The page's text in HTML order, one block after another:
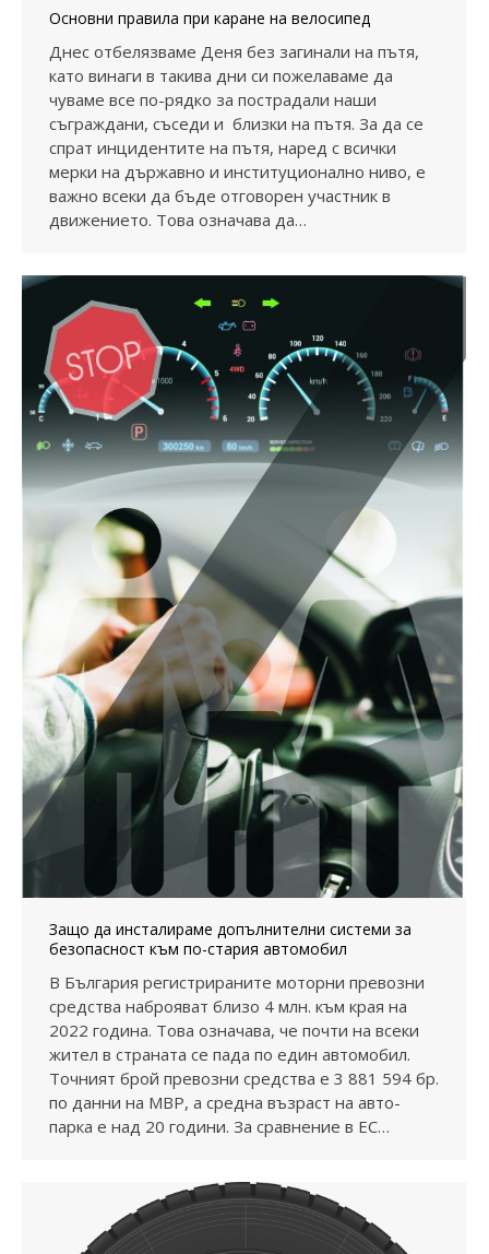
Основни правила при каране на велосипед
Днес отбелязваме Деня без загинали на пътя,
като винаги в такива дни си пожелаваме да
чуваме все по-рядко за пострадали наши
съграждани, съседи и близки на пътя. За да се
спрат инцидентите на пътя, наред с всички
мерки на държавно и институционално ниво, е
важно всеки да бъде отговорен участник в
движението. Това означава да…
Защо да инсталираме допълнителни системи за
безопасност към по-стария автомобил
В България регистрираните моторни превозни
средства наброяват близо 4 млн. към края на
2022 година. Това означава, че почти на всеки
жител в страната се пада по един автомобил.
Точният брой превозни средства е 3 881 594 бр.
по данни на МВР, а средна възраст на авто-
парка е над 20 години. За сравнение в ЕС…